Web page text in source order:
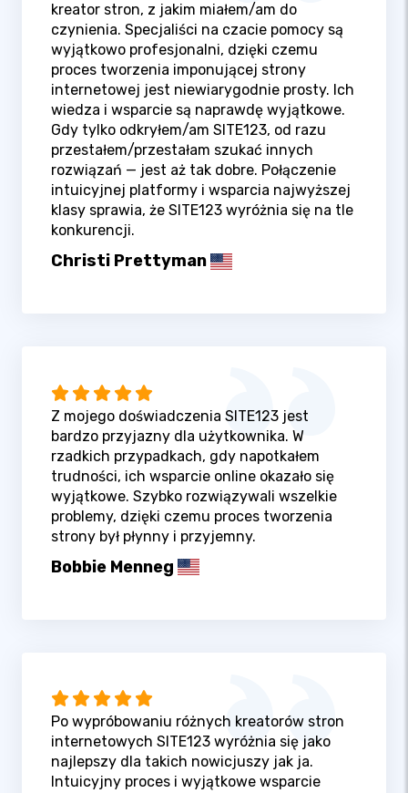
kreator stron, z jakim miałem/am do
czynienia. Specjaliści na czacie pomocy są
wyjątkowo profesjonalni, dzięki czemu
proces tworzenia imponującej strony
internetowej jest niewiarygodnie prosty. Ich
wiedza i wsparcie są naprawdę wyjątkowe.
Gdy tylko odkryłem/am SITE123, od razu
przestałem/przestałam szukać innych
rozwiązań — jest aż tak dobre. Połączenie
intuicyjnej platformy i wsparcia najwyższej
klasy sprawia, że SITE123 wyróżnia się na tle
konkurencji.
Christi Prettyman
Z mojego doświadczenia SITE123 jest
bardzo przyjazny dla użytkownika. W
rzadkich przypadkach, gdy napotkałem
trudności, ich wsparcie online okazało się
wyjątkowe. Szybko rozwiązywali wszelkie
problemy, dzięki czemu proces tworzenia
strony był płynny i przyjemny.
Bobbie Menneg
Po wypróbowaniu różnych kreatorów stron
internetowych SITE123 wyróżnia się jako
najlepszy dla takich nowicjuszy jak ja.
Intuicyjny proces i wyjątkowe wsparcie